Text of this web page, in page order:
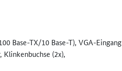
Base-TX/10 Base-T), VGA-Eingang
Klinkenbuchse (2x),